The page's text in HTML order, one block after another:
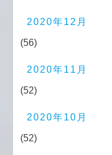
2020年12月
(56)
2020年11月
(52)
2020年10月
(52)